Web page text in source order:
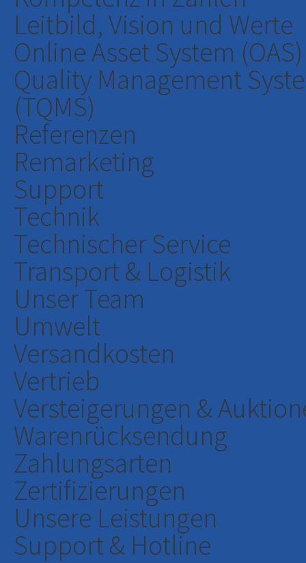
Leitbild, Vision und Werte
Online Asset System (OAS)
Quality Management
(TQMS)
Referenzen
Remarketing
Support
Technik
Technischer Service
Transport & Logistik
Unser Team
Umwelt
Versandkosten
Vertrieb
Versteigerungen &
Warenrücksendung
Zahlungsarten
Zertifizierungen
Unsere Leistungen
Support & Hotline